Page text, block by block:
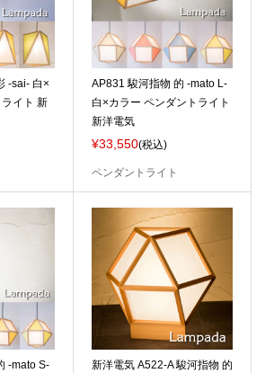
-sai- 白×
イト 新
AP831 駿河指物 的 -mato L-
白×カラー ペンダントライト
新洋電気
¥33,550(税込)
ペンダントライト
-mato S-
新洋電気 A522-A 駿河指物 的